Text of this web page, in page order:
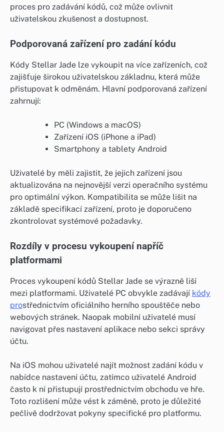
proces pro zadávání kódů, což může ovlivnit
uživatelskou zkušenost a dostupnost.
Podporovaná zařízení pro zadání kódu
Kódy Stellar Jade lze vykoupit na více zařízeních, což
zajišťuje širokou uživatelskou základnu, která může
přistupovat k odměnám. Hlavní podporovaná zařízení
zahrnují:
PC (Windows a macOS)
Zařízení iOS (iPhone a iPad)
Smartphony a tablety Android
Uživatelé by měli zajistit, že jejich zařízení jsou
aktualizována na nejnovější verzi operačního systému
pro optimální výkon. Kompatibilita se může lišit na
základě specifikací zařízení, proto je doporučeno
zkontrolovat systémové požadavky.
Rozdíly v procesu vykoupení napříč
platformami
Proces vykoupení kódů Stellar Jade se výrazně liší
mezi platformami. Uživatelé PC obvykle zadávají kódy
prostřednictvím oficiálního herního spouštěče nebo
webových stránek. Naopak mobilní uživatelé musí
navigovat přes nastavení aplikace nebo sekci správy
účtu.
Na iOS mohou uživatelé najít možnost zadání kódu v
nabídce nastavení účtu, zatímco uživatelé Android
často k ní přistupují prostřednictvím obchodu ve hře.
Toto rozlišení může vést k záměně, proto je důležité
pečlivě dodržovat pokyny specifické pro platformu.